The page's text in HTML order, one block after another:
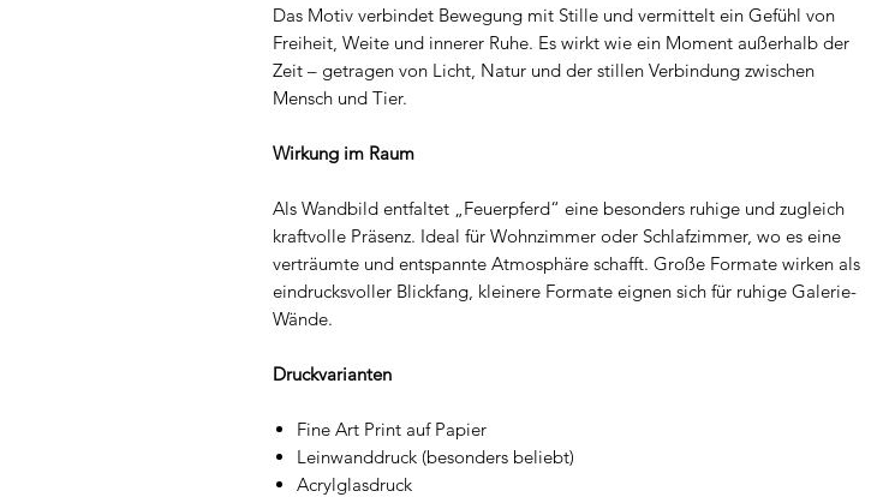
Das Motiv verbindet Bewegung mit Stille und vermittelt ein Gefühl von
Freiheit, Weite und innerer Ruhe. Es wirkt wie ein Moment außerhalb der
Zeit – getragen von Licht, Natur und der stillen Verbindung zwischen
Mensch und Tier.
Wirkung im Raum
Als Wandbild entfaltet „Feuerpferd“ eine besonders ruhige und zugleich
kraftvolle Präsenz. Ideal für Wohnzimmer oder Schlafzimmer, wo es eine
verträumte und entspannte Atmosphäre schafft. Große Formate wirken als
eindrucksvoller Blickfang, kleinere Formate eignen sich für ruhige Galerie-
Wände.
Druckvarianten
Fine Art Print auf Papier
Leinwanddruck (besonders beliebt)
Acrylglasdruck